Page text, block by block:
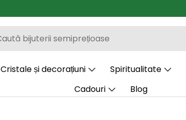
Cristale și decorațiuni Spiritualitate
Cadouri
Blog